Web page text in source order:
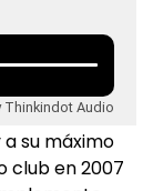
Thinkindot Audio
a su máximo
club en 2007